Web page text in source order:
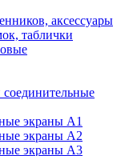
аксессуары
таблички
экраны А1
экраны А2
экраны А3